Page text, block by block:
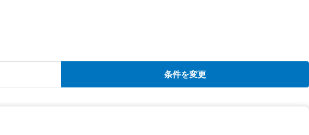
条件を変更